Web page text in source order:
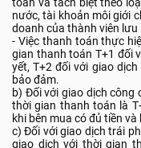
nước, tài khoản môi giới
doanh của thành viên lưu
- Việc thanh toán thực
gian thanh toán T+1 đối
yết, T+2 đối với giao
bảo đảm.
b) Đối với giao dịch công
thời gian thanh toán là
khi bên mua có đủ tiền
c) Đối với giao dịch trái
giao dịch với thời gian